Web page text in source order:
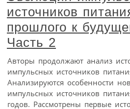
источников
прошлого к
Часть 2
Авторы продолжают анализ
импульсных источников
Анализируются особенности
импульсных источников
годов. Рассмотрены первые